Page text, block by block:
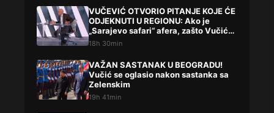
VUČEVIĆ OTVORIO PITANJE KOJE ĆE
ODJEKNUTI U REGIONU: Ako je
„Sarajevo safari“ afera, zašto Vučića
niste procesuirali?!
18h 30min
VAŽAN SASTANAK U BEOGRADU!
Vučić se oglasio nakon sastanka sa
Zelenskim
19h 41min